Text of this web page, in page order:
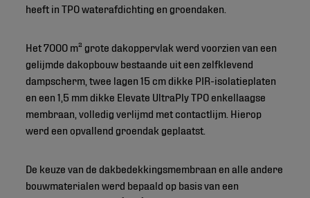
heeft in TPO waterafdichting en groendaken.
Het 7000 m² grote dakoppervlak werd voorzien van een
gelijmde dakopbouw bestaande uit een zelfklevend
dampscherm, twee lagen 15 cm dikke PIR-isolatieplaten
en een 1,5 mm dikke Elevate UltraPly TPO enkellaagse
membraan, volledig verlijmd met contactlijm. Hierop
werd een opvallend groendak geplaatst.
De keuze van de dakbedekkingsmembraan en alle andere
bouwmaterialen werd bepaald op basis van een